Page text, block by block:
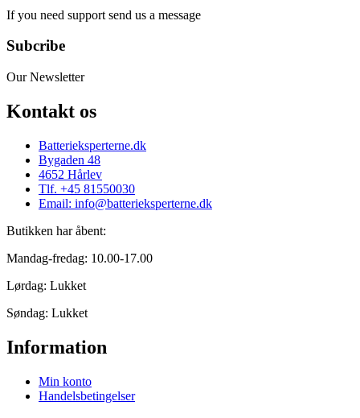
If you need support send us a message
Subcribe
Our Newsletter
Kontakt os
Batterieksperterne.dk
Bygaden 48
4652 Hårlev
Tlf. +45 81550030
Email: info@batterieksperterne.dk
Butikken har åbent:
Mandag-fredag: 10.00-17.00
Lørdag: Lukket
Søndag: Lukket
Information
Min konto
Handelsbetingelser